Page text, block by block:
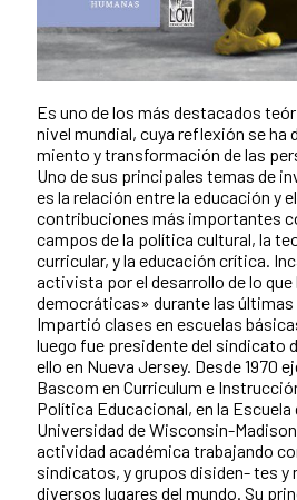
Es uno de los más destacados
nivel mundial, cuya reflexión se ha
miento y transformación de las
Uno de sus principales temas de
es la relación entre la educación y
contribuciones más importantes
campos de la política cultural, la
curricular, y la educación crítica.
activista por el desarrollo de lo que
democráticas» durante las
Impartió clases en escuelas
luego fue presidente del sindicato
ello en Nueva Jersey. Desde 1970
Bascom en Curriculum e
Política Educacional, en la Escuela
Universidad de Wisconsin-
actividad académica trabajando
sindicatos, y grupos disiden- tes y
diversos lugares del mundo. Su